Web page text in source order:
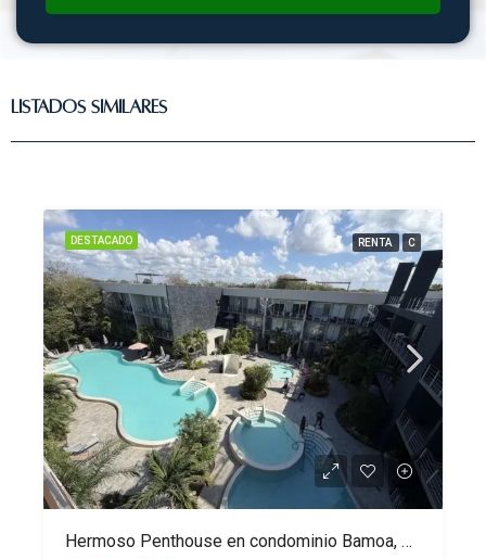
Listados Similares
DESTACADO RENTA C
Hermoso Penthouse en condominio Bamoa, en Playacar, Playa del Carmen